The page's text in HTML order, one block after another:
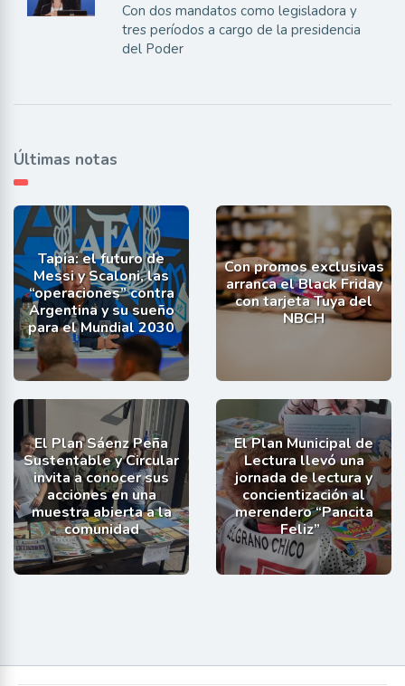
Con dos mandatos como legisladora y
tres períodos a cargo de la presidencia
del Poder
Últimas notas
Tapia: el futuro de
Messi y Scaloni, las
“operaciones” contra
Argentina y su sueño
para el Mundial 2030
Con promos exclusivas
arranca el Black Friday
con tarjeta Tuya del
NBCH
El Plan Sáenz Peña
Sustentable y Circular
invita a conocer sus
acciones en una
muestra abierta a la
comunidad
El Plan Municipal de
Lectura llevó una
jornada de lectura y
concientización al
merendero “Pancita
Feliz”